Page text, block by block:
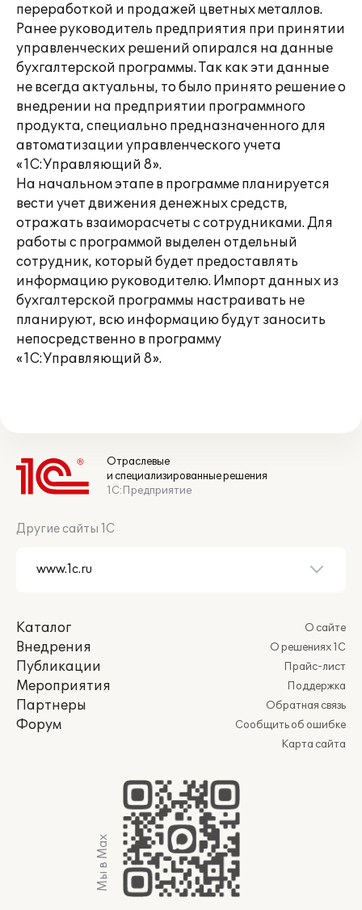
переработкой и продажей цветных металлов.
Ранее руководитель предприятия при принятии
управленческих решений опирался на данные
бухгалтерской программы. Так как эти данные
не всегда актуальны, то было принято решение о
внедрении на предприятии программного
продукта, специально предназначенного для
автоматизации управленческого учета
«1С:Управляющий 8».
На начальном этапе в программе планируется
вести учет движения денежных средств,
отражать взаиморасчеты с сотрудниками. Для
работы с программой выделен отдельный
сотрудник, который будет предоставлять
информацию руководителю. Импорт данных из
бухгалтерской программы настраивать не
планируют, всю информацию будут заносить
непосредственно в программу
«1С:Управляющий 8».
Отраслевые
и специализированные решения
1С:Предприятие
Другие сайты 1С
Каталог
Внедрения
Публикации
Мероприятия
Партнеры
Форум
О сайте
О решениях 1С
Прайс-лист
Поддержка
Обратная связь
Сообщить об ошибке
Карта сайта
Мы в Max